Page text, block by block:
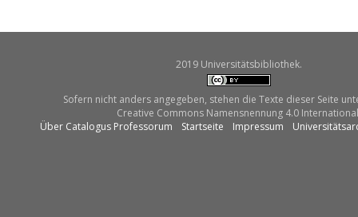
2019 Universitätsbibliothek.
Sofern nicht anders angegeben, stehen die Texte dieser Seite
Creative Commons Namensnennung 4.0
Über Catalogus Professorum
Startseite Impressum